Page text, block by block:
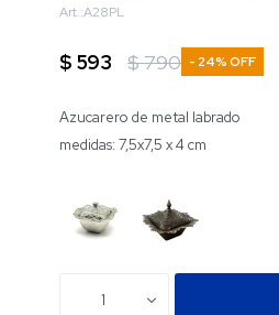
A28PL
$ 593 $790 24
Azucarero de metal labrado
medidas: 7,5x7,5 x 4 cm
1